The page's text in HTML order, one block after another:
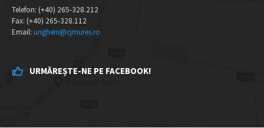
Telefon: (+40) 265-328.212
Fax: (+40) 265-328.112
Email: ungheni@cjmures.ro
URMĂREȘTE-NE PE FACEBOOK!